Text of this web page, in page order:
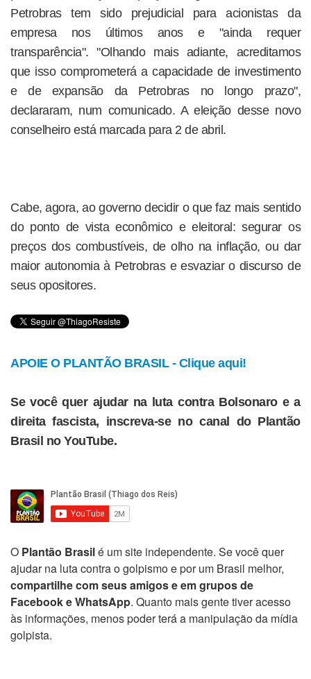
Petrobras tem sido prejudicial para acionistas da
empresa nos últimos anos e "ainda requer
transparência". "Olhando mais adiante, acreditamos
que isso comprometerá a capacidade de investimento
e de expansão da Petrobras no longo prazo",
declararam, num comunicado. A eleição desse novo
conselheiro está marcada para 2 de abril.
Cabe, agora, ao governo decidir o que faz mais sentido
do ponto de vista econômico e eleitoral: segurar os
preços dos combustíveis, de olho na inflação, ou dar
maior autonomia à Petrobras e esvaziar o discurso de
seus opositores.
APOIE O PLANTÃO BRASIL - Clique aqui!
Se você quer ajudar na luta contra Bolsonaro e a
direita fascista, inscreva-se no canal do Plantão
Brasil no YouTube.
O Plantão Brasilé um site independente. Se você quer
ajudar na luta contra o golpismo e por um Brasil melhor,
compartilhe com seus amigos e em grupos de
Facebook e WhatsApp. Quanto mais gente tiver acesso
às informações, menos poder terá a manipulação da mídia
golpista.